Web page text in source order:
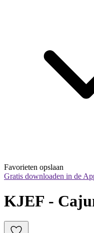
Favorieten opslaan
Gratis downloaden in de
KJEF -